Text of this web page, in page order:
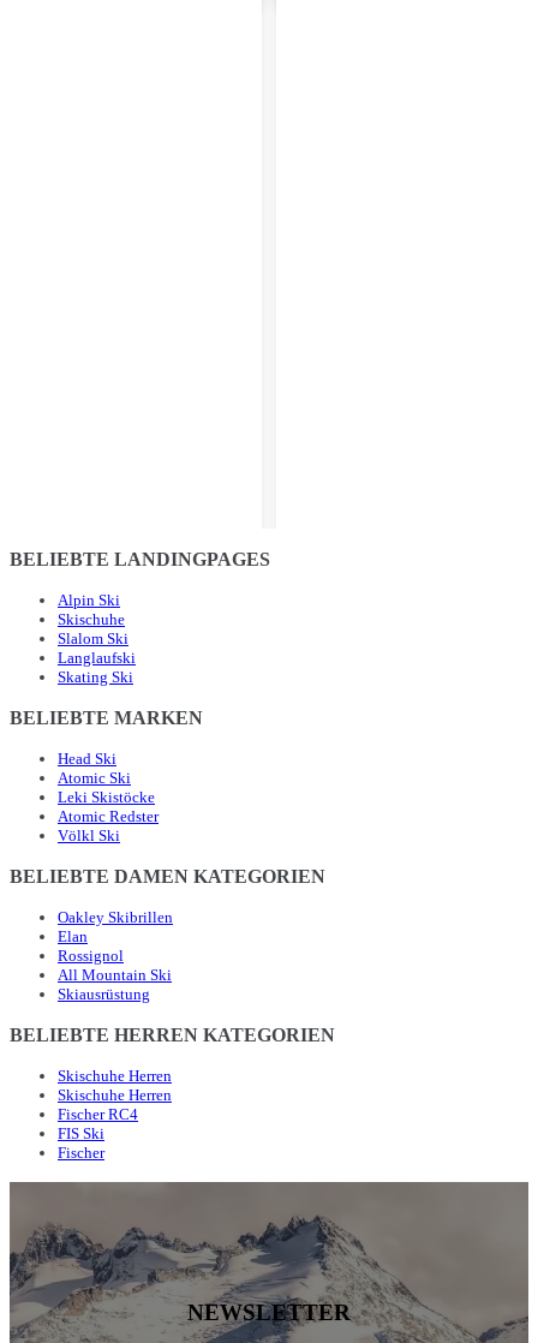
BELIEBTE LANDINGPAGES
Alpin Ski
Skischuhe
Slalom Ski
Langlaufski
Skating Ski
BELIEBTE MARKEN
Head Ski
Atomic Ski
Leki Skistöcke
Atomic Redster
Völkl Ski
BELIEBTE DAMEN KATEGORIEN
Oakley Skibrillen
Elan
Rossignol
All Mountain Ski
Skiausrüstung
BELIEBTE HERREN KATEGORIEN
Skischuhe Herren
Skischuhe Herren
Fischer RC4
FIS Ski
Fischer
NEWSLETTER